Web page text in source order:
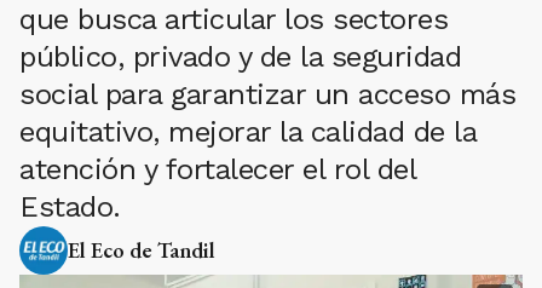
que busca articular los sectores
público, privado y de la seguridad
social para garantizar un acceso más
equitativo, mejorar la calidad de la
atención y fortalecer el rol del
Estado.
El Eco de Tandil